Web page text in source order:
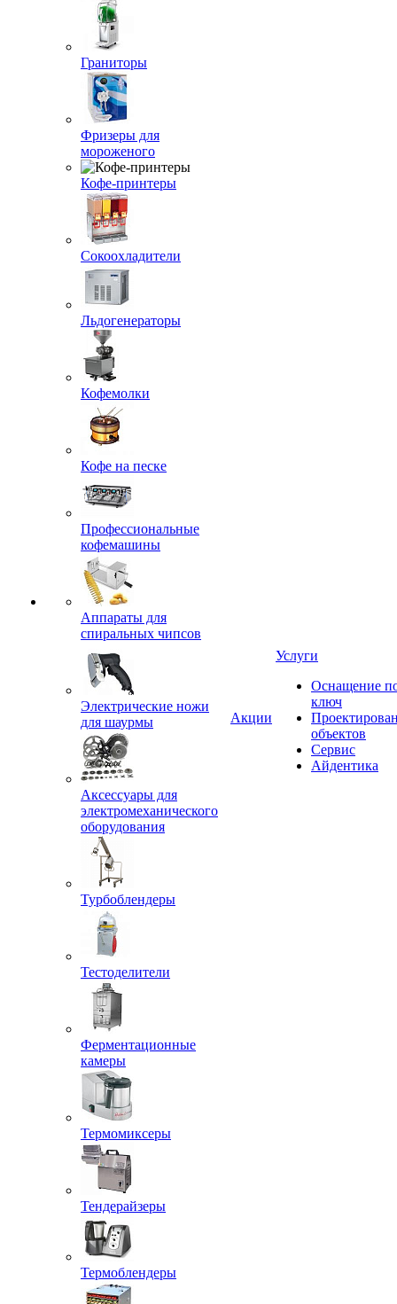
Граниторы
Фризеры для
мороженого
Кофе-принтеры
Сокоохладители
Льдогенераторы
Кофемолки
Кофе на песке
Профессиональные
кофемашины
Аппараты для
спиральных чипсов
Электрические ножи
для шаурмы
Аксессуары для
электромеханического
оборудования
Турбоблендеры
Тестоделители
Ферментационные
камеры
Термомиксеры
Тендерайзеры
Термоблендеры
Акции
Услуги
Оснащение
ключ
объектов
Сервис
Айдентика